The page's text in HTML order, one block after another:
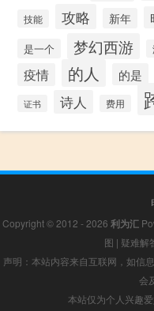
技能 攻略 新年
是一个 梦幻西游
疫情 的人 的是
证书 诗人 费用
Copyright © 2012 - 2026 利为汇
图 | 疑难解
声明：本站内容来自互联网，如信
会
本站仅为个人兴趣